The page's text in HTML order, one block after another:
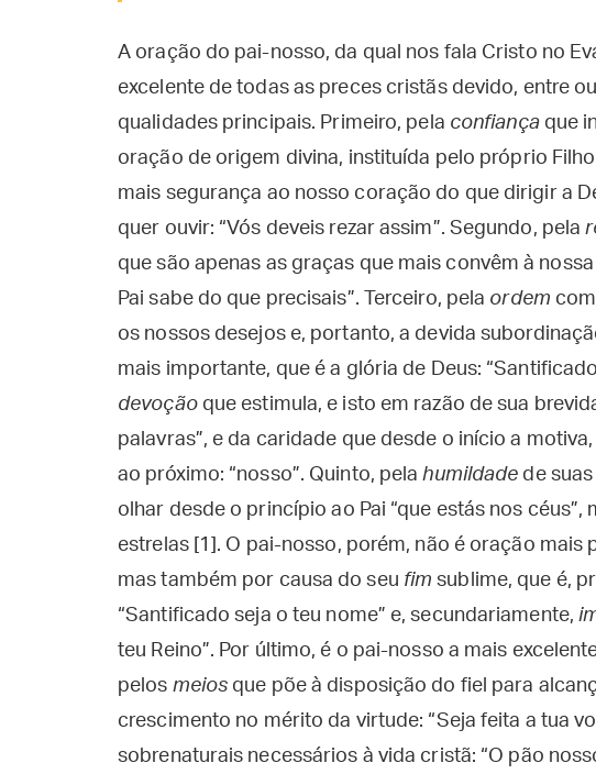
A oração do pai-nosso, da qual nos fala Cristo no
excelente de todas as preces cristãs devido, entre
qualidades principais. Primeiro, pela confiançaque
oração de origem divina, instituída pelo próprio
mais segurança ao nosso coração do que dirigir a
quer ouvir: “Vós deveis rezar assim”. Segundo, pela
que são apenas as graças que mais convêm à
Pai sabe do que precisais”. Terceiro, pela ordem
os nossos desejos e, portanto, a devida
mais importante, que é a glória de Deus:
devoçãoque estimula, e isto em razão de sua
palavras”, e da caridade que desde o início a
ao próximo: “nosso”. Quinto, pelahumildade de
olhar desde o princípio ao Pai “que estás nos céus”,
estrelas [1]. O pai-nosso, porém, não é oração mais
mas também por causa do seu fim sublime, que é,
“Santificado seja o teu nome” e, secundariamente,
teu Reino”. Por último, é o pai-nosso a mais
pelos meios que põe à disposição do fiel para
crescimento no mérito da virtude: “Seja feita a tua
sobrenaturais necessários à vida cristã: “O pão